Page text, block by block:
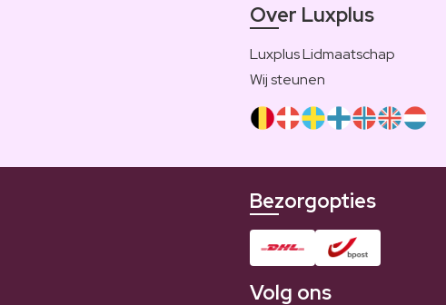
Over Luxplus
Luxplus Lidmaatschap
Wij steunen
Bezorgopties
Volg ons